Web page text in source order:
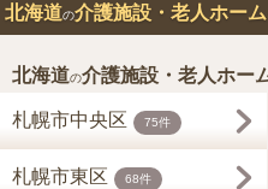
北海道の介護施設・老人ホーム
北海道の介護施設・老人ホー
札幌市中央区 75件
札幌市東区 68件